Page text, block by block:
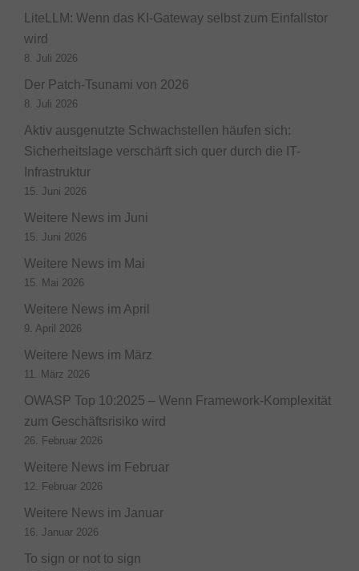
LiteLLM: Wenn das KI-Gateway selbst zum Einfallstor
wird
8. Juli 2026
Der Patch-Tsunami von 2026
8. Juli 2026
Aktiv ausgenutzte Schwachstellen häufen sich:
Sicherheitslage verschärft sich quer durch die IT-
Infrastruktur
15. Juni 2026
Weitere News im Juni
15. Juni 2026
Weitere News im Mai
15. Mai 2026
Weitere News im April
9. April 2026
Weitere News im März
11. März 2026
OWASP Top 10:2025 – Wenn Framework-Komplexität
zum Geschäftsrisiko wird
26. Februar 2026
Weitere News im Februar
12. Februar 2026
Weitere News im Januar
16. Januar 2026
To sign or not to sign